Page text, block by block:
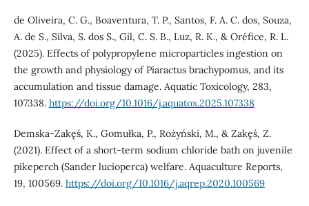
de Oliveira, C. G., Boaventura, T. P., Santos, F. A. C. dos, Souza,
A. de S., Silva, S. dos S., Gil, C. S. B., Luz, R. K., & Oréfice, R. L.
(2025). Effects of polypropylene microparticles ingestion on
the growth and physiology of Piaractus brachypomus, and its
accumulation and tissue damage. Aquatic Toxicology, 283,
107338. https://doi.org/10.1016/j.aquatox.2025.107338
Demska-Zakęś, K., Gomułka, P., Rożyński, M., & Zakęś, Z.
(2021). Effect of a short-term sodium chloride bath on juvenile
pikeperch (Sander lucioperca) welfare. Aquaculture Reports,
19, 100569. https://doi.org/10.1016/j.aqrep.2020.100569